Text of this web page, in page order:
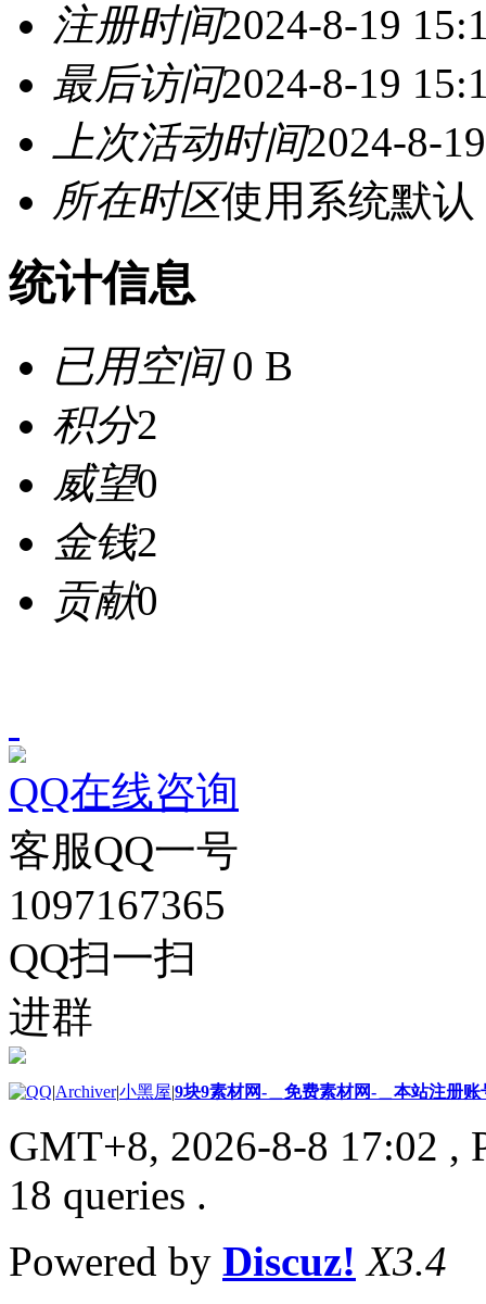
注册时间2024-8-19
最后访问2024-8-19
上次活动时间2024-8-
所在时区使用系统默认
统计信息
已用空间0 B
积分2
威望0
金钱2
贡献0
QQ在线咨询
客服QQ一号
1097167365
QQ扫一扫
进群
|Archiver|小黑屋|9块9素材网-＿免费素材网-＿本站注册账
GMT+8, 2026-8-8 17:02 ,
18 queries .
Powered by Discuz! X3.4